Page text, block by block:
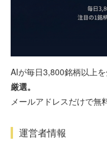
AIが毎日3,800銘柄以上を
厳選。
メールアドレスだけで無
運営者情報